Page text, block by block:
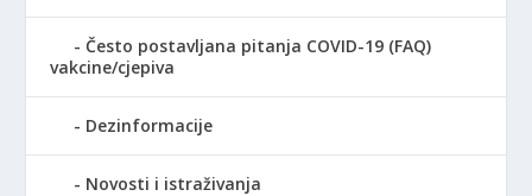
Često postavljana pitanja COVID-19 (FAQ)
vakcine/cjepiva
Dezinformacije
Novosti i istraživanja